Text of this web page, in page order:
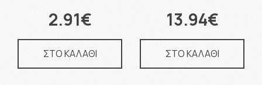
2.91€
ΣΤΟ ΚΑΛΑΘΙ
13.94€
ΣΤΟ ΚΑΛΑΘΙ